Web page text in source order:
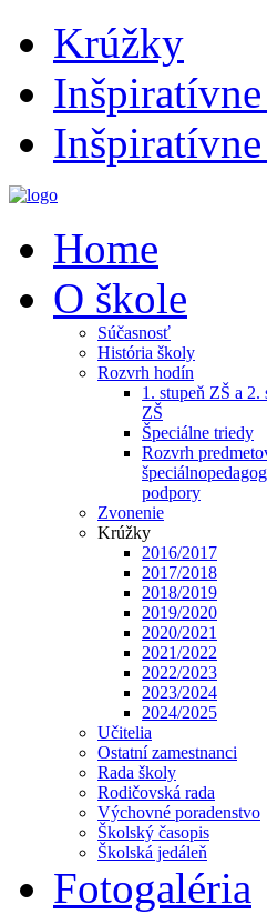
Krúžky
Home
O škole
Súčasnosť
História školy
Rozvrh hodín
1. stupeň ZŠ a 2.
ZŠ
Špeciálne triedy
Rozvrh
podpory
Zvonenie
Krúžky
2016/2017
2017/2018
2018/2019
2019/2020
2020/2021
2021/2022
2022/2023
2023/2024
2024/2025
Učitelia
Ostatní zamestnanci
Rada školy
Rodičovská rada
Výchovné poradenstvo
Školský časopis
Školská jedáleň
Fotogaléria